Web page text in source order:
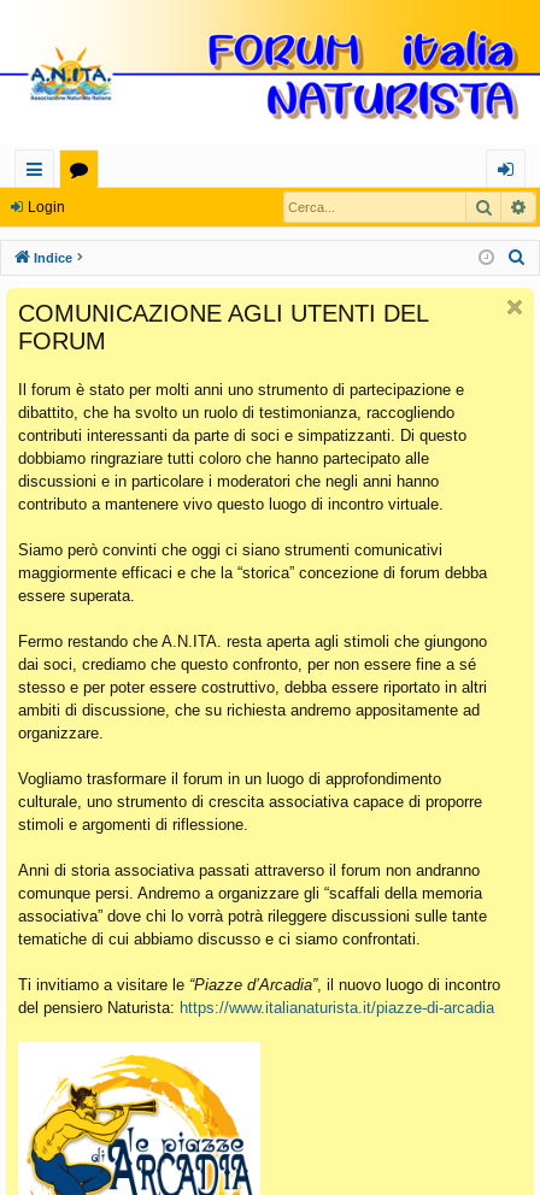
oll
eg
a
m
en
ti
Ra
pi
di
u
m
og
in
Login Cerca
Indice
COMUNICAZIONE AGLI UTENTI DEL
FORUM
Il forum è stato per molti anni uno strumento di partecipazione e
dibattito, che ha svolto un ruolo di testimonianza, raccogliendo
contributi interessanti da parte di soci e simpatizzanti. Di questo
dobbiamo ringraziare tutti coloro che hanno partecipato alle
discussioni e in particolare i moderatori che negli anni hanno
contributo a mantenere vivo questo luogo di incontro virtuale.
Siamo però convinti che oggi ci siano strumenti comunicativi
maggiormente efficaci e che la “storica” concezione di forum debba
essere superata.
Fermo restando che A.N.ITA. resta aperta agli stimoli che giungono
dai soci, crediamo che questo confronto, per non essere fine a sé
stesso e per poter essere costruttivo, debba essere riportato in altri
ambiti di discussione, che su richiesta andremo appositamente ad
organizzare.
Vogliamo trasformare il forum in un luogo di approfondimento
culturale, uno strumento di crescita associativa capace di proporre
stimoli e argomenti di riflessione.
Anni di storia associativa passati attraverso il forum non andranno
comunque persi. Andremo a organizzare gli “scaffali della memoria
associativa” dove chi lo vorrà potrà rileggere discussioni sulle tante
tematiche di cui abbiamo discusso e ci siamo confrontati.
Ti invitiamo a visitare le “Piazze d’Arcadia”, il nuovo luogo di incontro
del pensiero Naturista: https://www.italianaturista.it/piazze-di-arcadia